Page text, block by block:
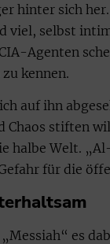
hinter sich
viel, selbst
Agenten
kennen.
auf ihn
Chaos stiften
halbe Welt.
für die
es